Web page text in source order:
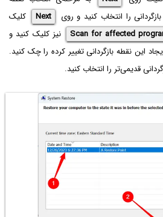
را انتخاب کنید و روی
Next
کلیک
Scan for affected
نیز کلیک کنید و
این نقطه بازگردانی تغییر کرده را چک کنید.
قدیمی‌تر را انتخاب کنید.